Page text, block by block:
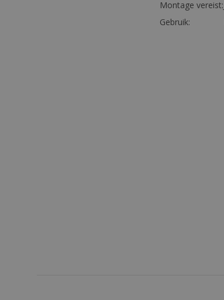
Montage vereist:
Gebruik: